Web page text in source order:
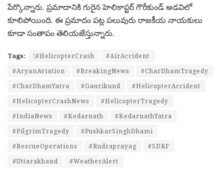
పేర్కొన్నారు. ప్రమాదానికి గురైన హెలికాప్టర్ గౌరీకుండ్‌ అడవిలో
కూలిపోయింది. ఈ ప్ర‌మాదం ప‌ట్ల పలువురు రాజ‌కీయ నాయ‌కులు
కూడా సంతాపం తెలియ‌జేస్తున్నారు.
Tags: \#HelicopterCrash
#AirAccident
#AryanAviation
#BreakingNews
#CharDhamTragedy
#CharDhamYatra
#Gaurikund
#HelicopterAccident
#HelicopterCrashNews
#HelicopterTragedy
#IndiaNews
#Kedarnath
#KedarnathYatra
#PilgrimTragedy
#PushkarSinghDhami
#RescueOperations
#Rudraprayag
#SDRF
#Uttarakhand
#WeatherAlert